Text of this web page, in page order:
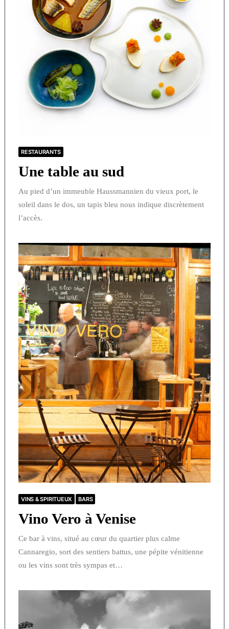
RESTAURANTS
Une table au sud
Au pied d’un immeuble Haussmannien du vieux port, le
soleil dans le dos, un tapis bleu nous indique discrètement
l’accès.
VINS & SPIRITUEUX BARS
Vino Vero à Venise
Ce bar à vins, situé au cœur du quartier plus calme
Cannaregio, sort des sentiers battus, une pépite vénitienne
ou les vins sont très sympas et…